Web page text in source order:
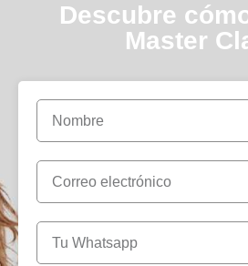
Descubre
Master